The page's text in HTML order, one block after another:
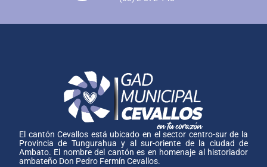
El cantón Cevallos está ubicado en el sector centro-sur de la
Provincia de Tungurahua y al sur-oriente de la ciudad de
Ambato. El nombre del cantón es en homenaje al historiador
ambateño Don Pedro Fermín Cevallos.